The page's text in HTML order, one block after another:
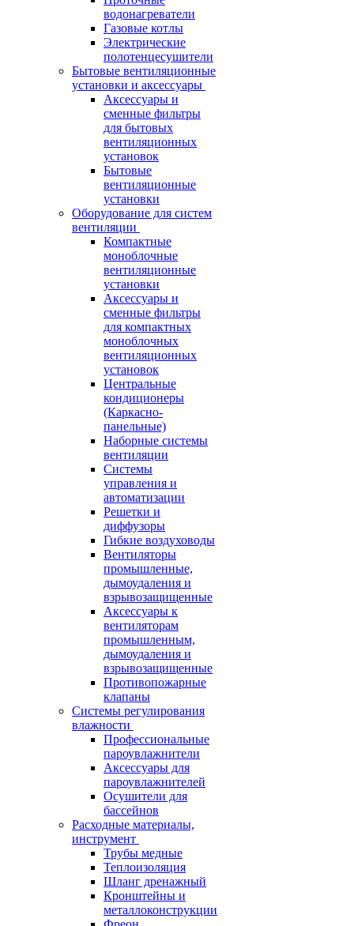
водонагреватели
Газовые котлы
Электрические
полотенцесушители
Бытовые вентиляционные
установки и аксессуары
Аксессуары и
сменные фильтры
для бытовых
вентиляционных
установок
Бытовые
вентиляционные
установки
Оборудование для систем
вентиляции
Компактные
моноблочные
вентиляционные
установки
Аксессуары и
сменные фильтры
для компактных
моноблочных
вентиляционных
установок
Центральные
кондиционеры
(Каркасно-
панельные)
Наборные системы
вентиляции
Системы
управления и
автоматизации
Решетки и
диффузоры
Гибкие воздуховоды
Вентиляторы
промышленные,
дымоудаления и
взрывозащищенные
Аксессуары к
вентиляторам
промышленным,
дымоудаления и
взрывозащищенные
Противопожарные
клапаны
Системы регулирования
влажности
Профессиональные
пароувлажнители
Аксессуары для
пароувлажнителей
Осушители для
бассейнов
Расходные материалы,
инструмент
Трубы медные
Теплоизоляция
Шланг дренажный
Кронштейны и
металлоконструкции